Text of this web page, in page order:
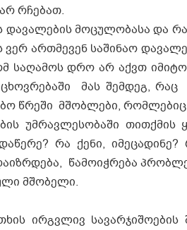
რჩებათ.
მოცულობასა და
ართმევენ საშინაო
საღამოს დრო არ აქვთ
მას შემდეგ, რაც
წრეში მშობლები,
უმრავლესობაში თითქმის
რა ქენი, იმეცადინე?
წამოიჭრება
მშობელი.
ირგვლივ სავარჯიშოების